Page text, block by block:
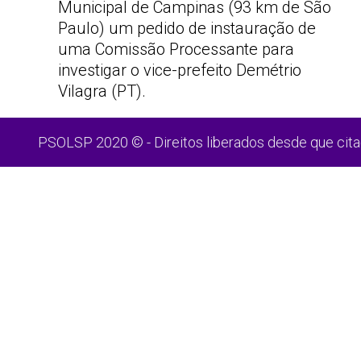
Municipal de Campinas (93 km de São
Paulo) um pedido de instauração de
uma Comissão Processante para
investigar o vice-prefeito Demétrio
Vilagra (PT).
PSOLSP 2020 © - Direitos liberados desde que